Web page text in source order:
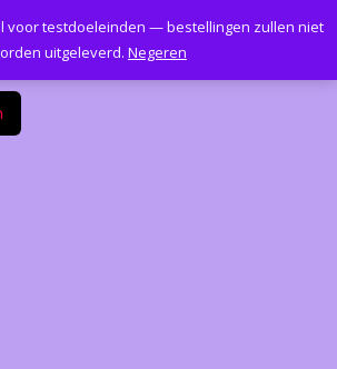
voor testdoeleinden — bestellingen zullen niet
uitgeleverd. Negeren